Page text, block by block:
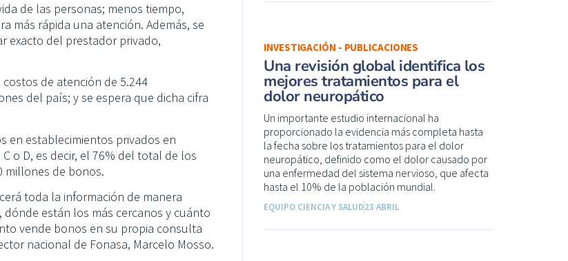
de las personas; menos tiempo,
más rápida una atención. Además, se
exacto del prestador privado,
de atención de 5.244
del país; y se espera que dicha cifra
en establecimientos privados en
o D, es decir, el 76% del total de los
millones de bonos.
toda la información de manera
están los más cercanos y cuánto
vende bonos en su propia consulta
nacional de Fonasa, Marcelo Mosso.
INVESTIGACIÓN - PUBLICACIONES
Una revisión global identifica los
mejores tratamientos para el
dolor neuropático
Un importante estudio internacional ha
proporcionado la evidencia más completa hasta
la fecha sobre los tratamientos para el dolor
neuropático, definido como el dolor causado por
una enfermedad del sistema nervioso, que afecta
hasta el 10% de la población mundial.
EQUIPO CIENCIA Y SALUD23 ABRIL